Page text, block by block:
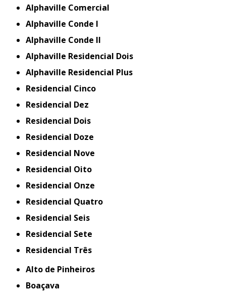
Alphaville Comercial
Alphaville Conde I
Alphaville Conde II
Alphaville Residencial Dois
Alphaville Residencial Plus
Residencial Cinco
Residencial Dez
Residencial Dois
Residencial Doze
Residencial Nove
Residencial Oito
Residencial Onze
Residencial Quatro
Residencial Seis
Residencial Sete
Residencial Três
Alto de Pinheiros
Boaçava